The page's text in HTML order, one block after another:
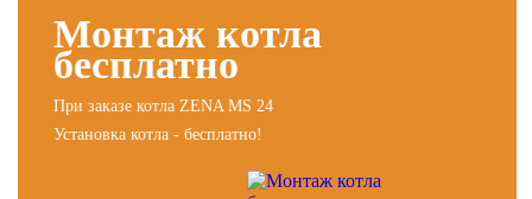
Монтаж котла
бесплатно
При заказе котла ZENA MS 24
Установка котла - бесплатно!